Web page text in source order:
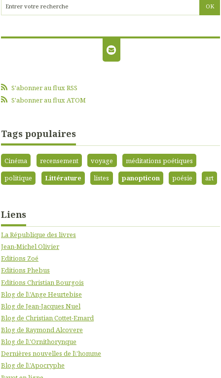
S'abonner au flux RSS
S'abonner au flux ATOM
Tags populaires
Cinéma recensement voyage
méditations poétiques
politique
Littérature listes panopticon poésie art
Liens
La République des livres
Jean-Michel Olivier
Editions Zoé
Editions Phebus
Editions Christian Bourgois
Blog de l\'Ange Heurtebise
Blog de Jean-Jacques Nuel
Blog de Christian Cottet-Emard
Blog de Raymond Alcovere
Blog de l\'Ornithorynque
Dernières nouvelles de l\'homme
Blog de l\'Apocryphe